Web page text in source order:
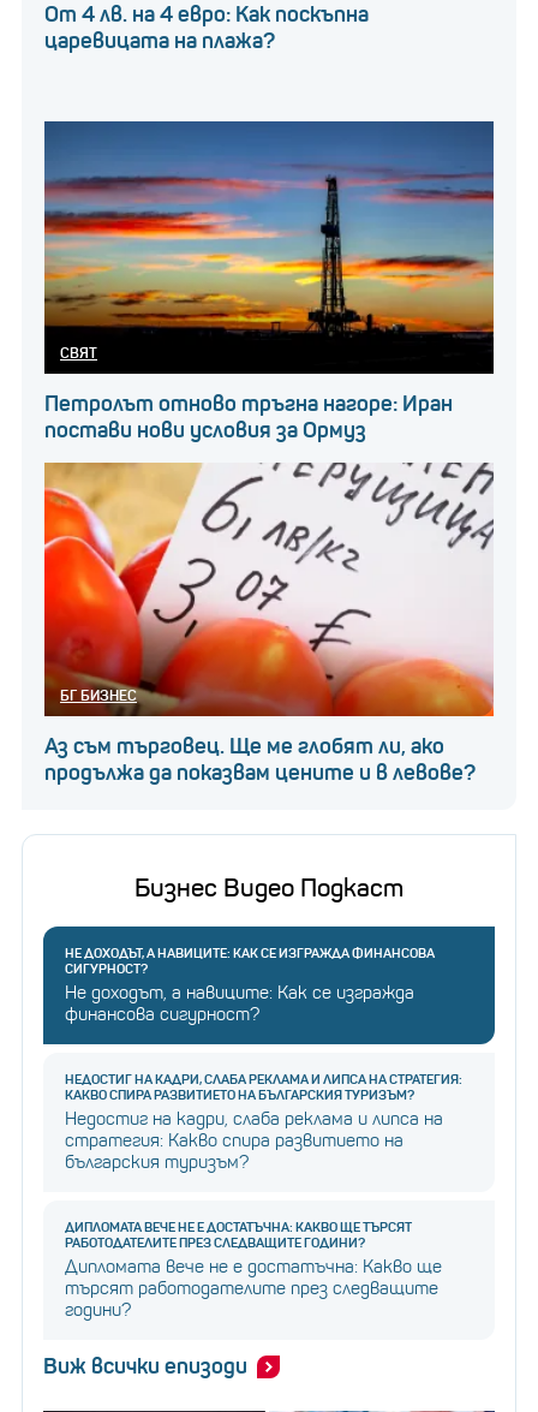
От 4 лв. на 4 евро: Как поскъпна
царевицата на плажа?
СВЯТ
Петролът отново тръгна нагоре: Иран
постави нови условия за Ормуз
БГ БИЗНЕС
Аз съм търговец. Ще ме глобят ли, ако
продължа да показвам цените и в левове?
Бизнес Видео Подкаст
НЕ ДОХОДЪТ, А НАВИЦИТЕ: КАК СЕ ИЗГРАЖДА ФИНАНСОВА
СИГУРНОСТ?
Не доходът, а навиците: Как се изгражда
финансова сигурност?
НЕДОСТИГ НА КАДРИ, СЛАБА РЕКЛАМА И ЛИПСА НА СТРАТЕГИЯ:
КАКВО СПИРА РАЗВИТИЕТО НА БЪЛГАРСКИЯ ТУРИЗЪМ?
Недостиг на кадри, слаба реклама и липса на
стратегия: Какво спира развитието на
българския туризъм?
ДИПЛОМАТА ВЕЧЕ НЕ Е ДОСТАТЪЧНА: КАКВО ЩЕ ТЪРСЯТ
РАБОТОДАТЕЛИТЕ ПРЕЗ СЛЕДВАЩИТЕ ГОДИНИ?
Дипломата вече не е достатъчна: Какво ще
търсят работодателите през следващите
години?
Виж всички епизоди